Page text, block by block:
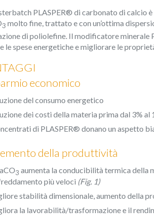
PLASPER® di carbonato di calcio
3 molto fine, trattato e con un’ottima
di poliolefine. Il modificatore minerale
le spese energetiche e migliorare le
economico
del consumo energetico
dei costi della materia prima dal 3%
di PLASPER® donano un aspetto
della produttività
3 aumenta la conducibilità termica della
più veloci (Fig. 1)
stabilità dimensionale, aumento della
la lavorabilità/trasformazione e il
Questo
web.
fine di
del